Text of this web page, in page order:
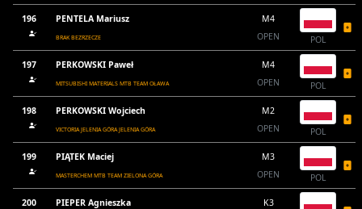
196 PENTELA Mariusz
BRAK BEZRZECZE
M4
OPEN
POL
197 PERKOWSKI Paweł
MITSUBISHI MATERIALS MTB TEAM OŁAWA
M4
OPEN
POL
198 PERKOWSKI Wojciech
VICTORIA JELENIA GÓRA JELENIA GÓRA
M2
OPEN
POL
199 PIĄTEK Maciej
MASTERCHEM MTB TEAM ZIELONA GÓRA
M3
OPEN
POL
200 PIEPER Agnieszka
K3